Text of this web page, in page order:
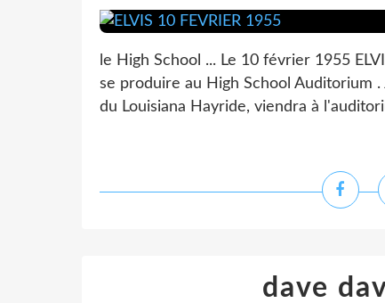
le High School ... Le 10 février 1955
se produire au High School Auditorium
du Louisiana Hayride, viendra à
dave